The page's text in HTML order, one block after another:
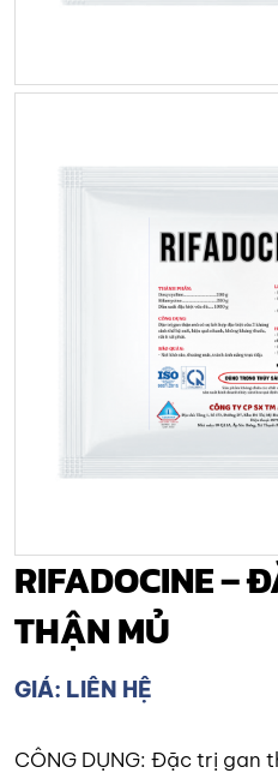
RIFADOCINE –
THẬN MỦ
GIÁ: LIÊN HỆ
CÔNG DỤNG: Đặc trị gan